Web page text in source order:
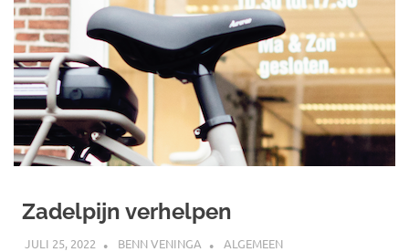
Zadelpijn verhelpen
JULI 25, 2022 BENN VENINGA ALGEMEEN